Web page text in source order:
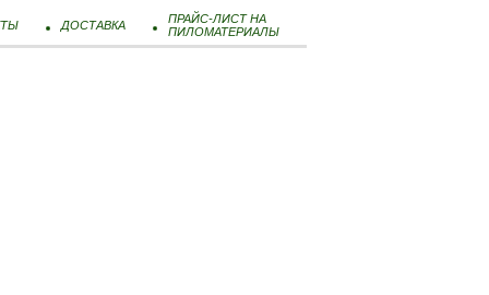
ДОСТАВКА
ПРАЙС-ЛИСТ НА
ПИЛОМАТЕРИАЛЫ